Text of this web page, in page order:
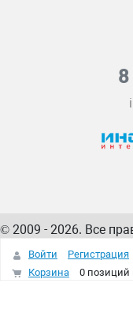
© 2009 - 2026. Все
информация на сайте
интернет-магазина
Войти
Регистрация
Корзина
0 позиций